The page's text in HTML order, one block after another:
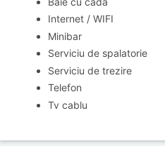
Internet / WIFI
Minibar
Serviciu de spalatorie
Serviciu de trezire
Telefon
Tv cablu